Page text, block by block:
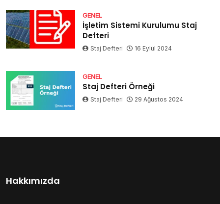
GENEL
İşletim Sistemi Kurulumu Staj
Defteri
Staj Defteri 16 Eylül 2024
GENEL
Staj Defteri Örneği
Staj Defteri 29 Ağustos 2024
Hakkımızda